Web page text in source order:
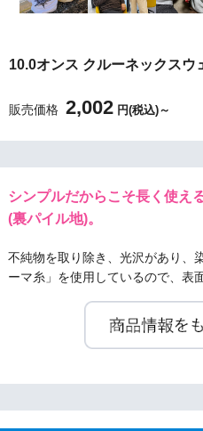
10.0オンス クルーネックスウ
販売価格 2,002 円(税込)～
シンプルだからこそ長く使え
(裏パイル地)。
不純物を取り除き、光沢があり、
ーマ糸」を使用しているので、表